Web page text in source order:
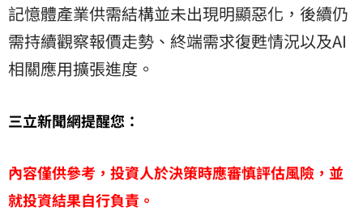
記憶體產業供需結構並未出現明顯惡化，後續仍
需持續觀察報價走勢、終端需求復甦情況以及AI
相關應用擴張進度。
三立新聞網提醒您：
內容僅供參考，投資人於決策時應審慎評估風險，並
就投資結果自行負責。